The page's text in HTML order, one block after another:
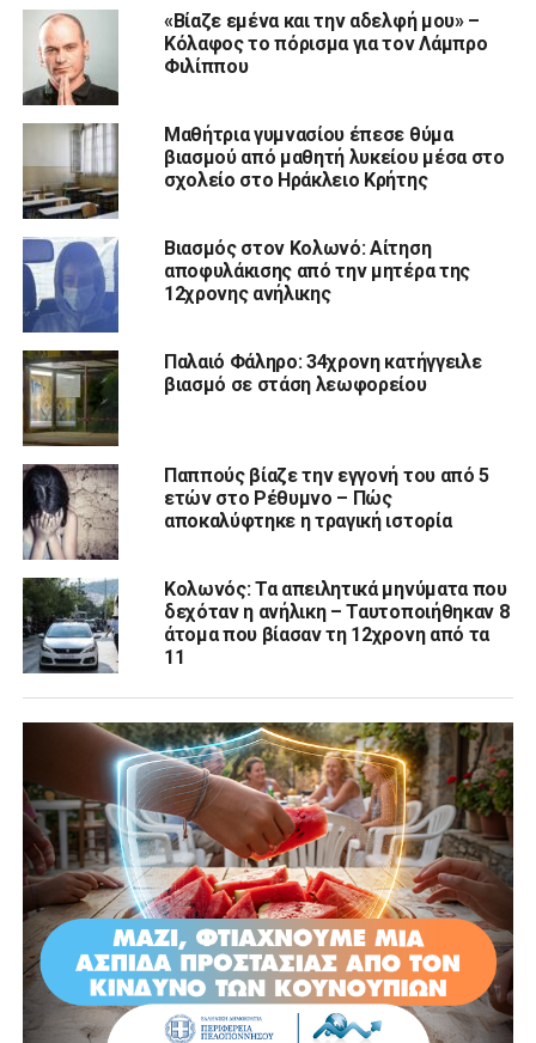
«Βίαζε εμένα και την αδελφή μου» –
Κόλαφος το πόρισμα για τον Λάμπρο
Φιλίππου
Μαθήτρια γυμνασίου έπεσε θύμα
βιασμού από μαθητή λυκείου μέσα στο
σχολείο στο Ηράκλειο Κρήτης
Βιασμός στον Κολωνό: Αίτηση
αποφυλάκισης από την μητέρα της
12χρονης ανήλικης
Παλαιό Φάληρο: 34χρονη κατήγγειλε
βιασμό σε στάση λεωφορείου
Παππούς βίαζε την εγγονή του από 5
ετών στο Ρέθυμνο – Πώς
αποκαλύφτηκε η τραγική ιστορία
Κολωνός: Τα απειλητικά μηνύματα που
δεχόταν η ανήλικη – Ταυτοποιήθηκαν 8
άτομα που βίασαν τη 12χρονη από τα
11